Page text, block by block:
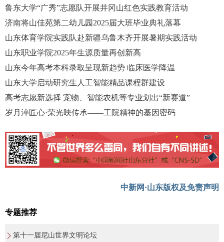
鲁东大学“广秀”志愿队开展井冈山红色实践教育活动
济南将山佳苑第二幼儿园2025届大班毕业典礼落幕
山东体育学院实践队赴新疆乌鲁木齐开展暑期实践活动
山东职业学院2025年生源质量再创新高
山东今年高考本科录取呈现新趋势 临床医学降温
山东大学启动研究生人工智能精品课程群建设
高考志愿新选择 宠物、智能农机等专业划出“新赛道”
岁月淬匠心·荣光映传承——工院精神的基因密码
中新网·山东版权及免责声明
专题推荐
第十一届尼山世界文明论坛